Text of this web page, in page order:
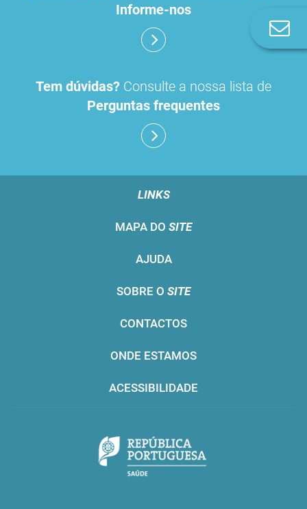
Informe-nos
Tem dúvidas? Consulte a nossa lista de
Perguntas frequentes
LINKS
MAPA DO SITE
AJUDA
SOBRE O SITE
CONTACTOS
ONDE ESTAMOS
ACESSIBILIDADE